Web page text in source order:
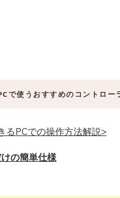
で使うおすすめのコントロー
るPCでの操作方法解説>
の簡単仕様